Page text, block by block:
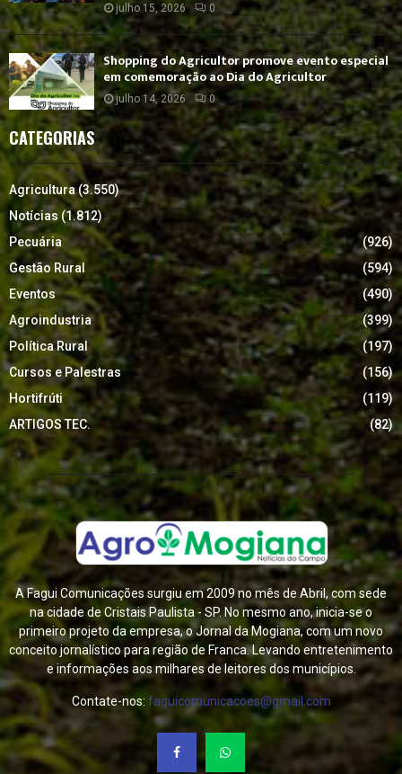
julho 15, 2026 0
Shopping do Agricultor promove evento especial
em comemoração ao Dia do Agricultor
julho 14, 2026 0
CATEGORIAS
Agricultura(3.550)
Notícias (1.812)
Pecuária
(926)
Gestão Rural
(594)
Eventos
(490)
Agroindustria
(399)
Política Rural
(197)
Cursos e Palestras
(156)
Hortifrúti
(119)
ARTIGOS TEC.
(82)
A Fagui Comunicações surgiu em 2009 no mês de Abril, com sede
na cidade de Cristais Paulista - SP. No mesmo ano, inicia-se o
primeiro projeto da empresa, o Jornal da Mogiana, com um novo
conceito jornalístico para região de Franca. Levando entretenimento
e informações aos milhares de leitores dos municípios.
Contate-nos: faguicomunicacoes@gmail.com